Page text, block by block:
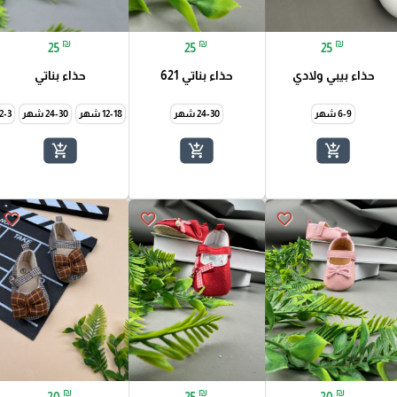
25 ₪
حذاء بيبي ولادي
6-9 شهر
add_shopping_cart
25 ₪
حذاء بناتي 621
24-30 شهر
add_shopping_cart
25 ₪
حذاء بناتي
12-18 شهر 24-30 شهر 2-3 سنة
add_shopping_cart
favorite_border
₪
favorite_border
₪
favorite_border
₪